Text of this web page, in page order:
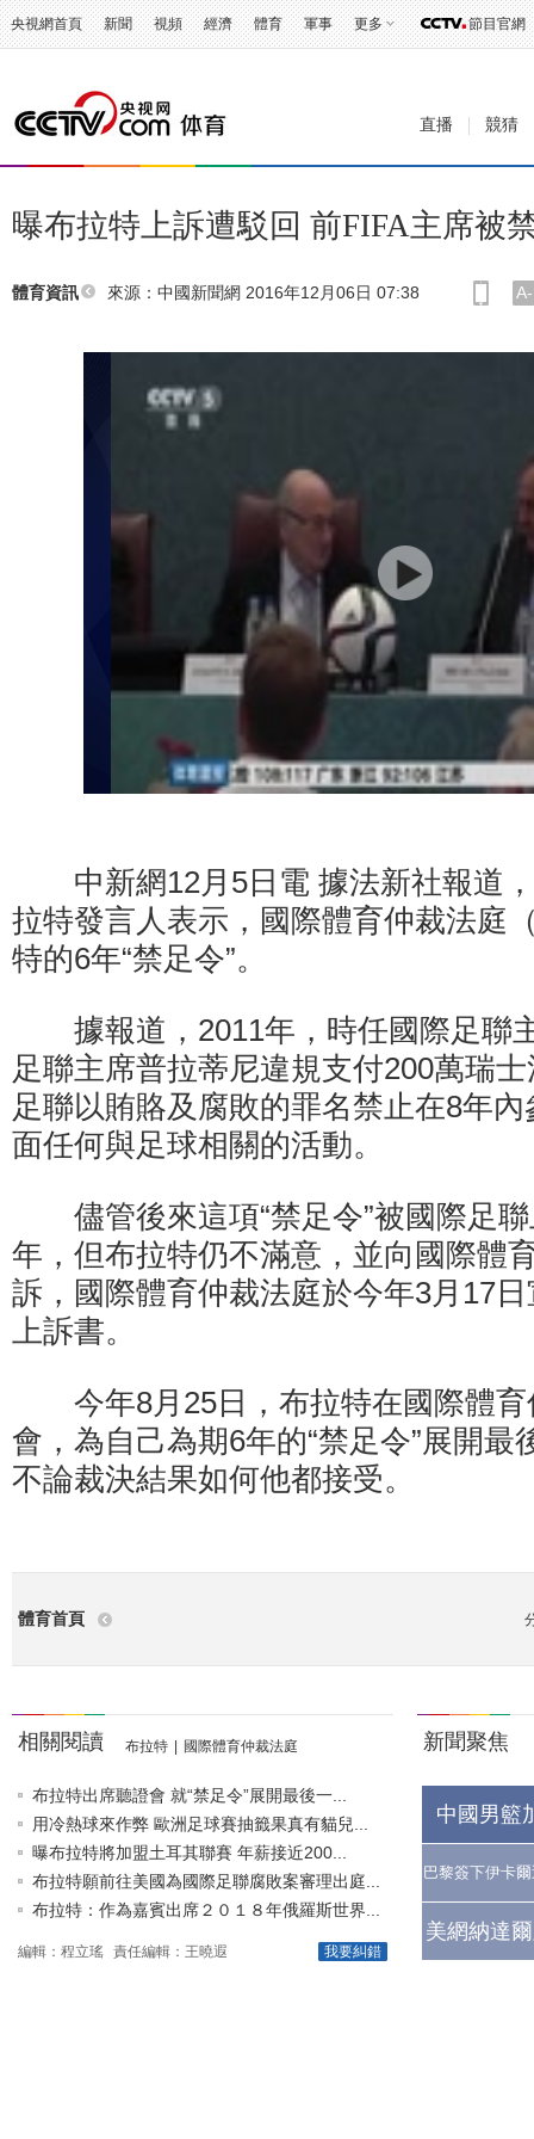
央視網首頁 新聞 視頻 經濟 體育 軍事 更多 節目官網
直播 競猜
曝布拉特上訴遭駁回 前FIFA主席被
體育資訊 來源：中國新聞網 2016年12月06日 07:38 A-
中新網12月5日電 據法新社報道，
拉特發言人表示，國際體育仲裁法庭
特的6年“禁足令”。
據報道，2011年，時任國際足聯
足聯主席普拉蒂尼違規支付200萬瑞
足聯以賄賂及腐敗的罪名禁止在8年
面任何與足球相關的活動。
儘管後來這項“禁足令”被國際足聯
年，但布拉特仍不滿意，並向國際體
訴，國際體育仲裁法庭於今年3月17
上訴書。
今年8月25日，布拉特在國際體育
會，為自己為期6年的“禁足令”展開最
不論裁決結果如何他都接受。
體育首頁
相關閱讀 布拉特 國際體育仲裁法庭
布拉特出席聽證會 就“禁足令”展開最後一...
用冷熱球來作弊 歐洲足球賽抽籤果真有貓兒...
曝布拉特將加盟土耳其聯賽 年薪接近200...
布拉特願前往美國為國際足聯腐敗案審理出庭...
布拉特：作為嘉賓出席２０１８年俄羅斯世界...
我要糾錯
編輯：程立瑤 責任編輯：王曉遐
新聞聚焦
中國男籃
巴黎簽下伊卡
美網納達